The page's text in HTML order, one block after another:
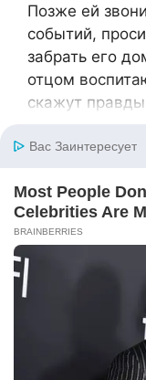
​Позже ей
событий,
забрать его
отцом
скажут
​Ирина теперь
испортила. Не
конечно,
без своего
любила его
поняла это
​Мать и отец
сказали